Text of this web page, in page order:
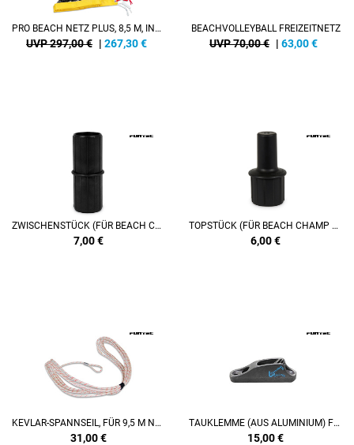
PRO BEACH NETZ PLUS, 8,5 M, INKL. BEACHVOLLEYBALL NETZANTENNEN PLUS, 2-TEILIG, MIT KLETTVERSCHLUSS
UVP 297,00 € | 267,30€
BEACHVOLLEYBALL FREIZEITNETZ
UVP 70,00 € | 63,00€
ZWISCHENSTÜCK (FÜR BEACH CHAMP SET UND BEACH MASTERS SET)
7,00€
TOPSTÜCK (FÜR BEACH CHAMP SET UND BEACH MASTERS SET)
6,00€
KEVLAR-SPANNSEIL, FÜR 9,5 M NETZ/MOBIL + FÜR 8,5 M NETZ/PERMANENT
31,00€
TAUKLEMME (AUS ALUMINIUM) FÜR FLASCHENZUGSEIL VON FLASCHENZUG-SPANNVORRICHTUNG
15,00€